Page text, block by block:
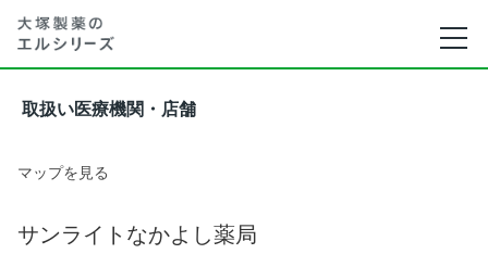
取扱い医療機関・店舗
マップを見る
サンライトなかよし薬局